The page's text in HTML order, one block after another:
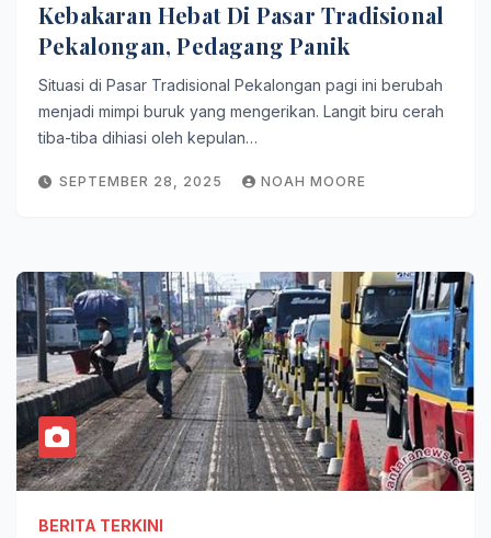
Kebakaran Hebat Di Pasar Tradisional
Pekalongan, Pedagang Panik
Situasi di Pasar Tradisional Pekalongan pagi ini berubah
menjadi mimpi buruk yang mengerikan. Langit biru cerah
tiba-tiba dihiasi oleh kepulan…
SEPTEMBER 28, 2025 NOAH MOORE
BERITA TERKINI